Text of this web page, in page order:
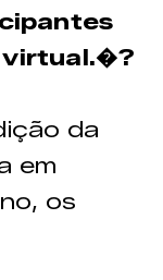
da
em
os